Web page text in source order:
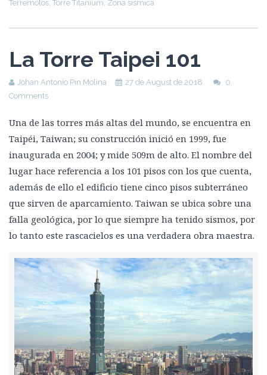
Terremotos, Torre Titanium, Zona sísmica
La Torre Taipei 101
Johan Antonio Pin Molina 27 de August de 2018
0
Comments
Una de las torres más altas del mundo, se encuentra en
Taipéi, Taiwan; su construcción inició en 1999, fue
inaugurada en 2004; y mide 509m de alto. El nombre del
lugar hace referencia a los 101 pisos con los que cuenta,
además de ello el edificio tiene cinco pisos subterráneo
que sirven de aparcamiento. Taiwan se ubica sobre una
falla geológica, por lo que siempre ha tenido sismos, por
lo tanto este rascacielos es una verdadera obra maestra.